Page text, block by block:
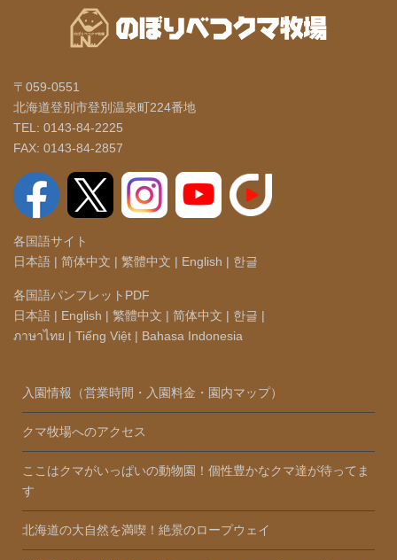
〒059-0551
北海道登別市登別温泉町224番地
TEL: 0143-84-2225
FAX: 0143-84-2857
各国語サイト
日本語 | 简体中文 | 繁體中文 | English | 한글
各国語パンフレットPDF
日本語 | English | 繁體中文 | 简体中文 | 한글 |
ภาษาไทย | Tiếng Việt | Bahasa Indonesia
入園情報（営業時間・入園料金・園内マップ）
クマ牧場へのアクセス
ここはクマがいっぱいの動物園！個性豊かなクマ達が待ってま
す
北海道の大自然を満喫！絶景のロープウェイ